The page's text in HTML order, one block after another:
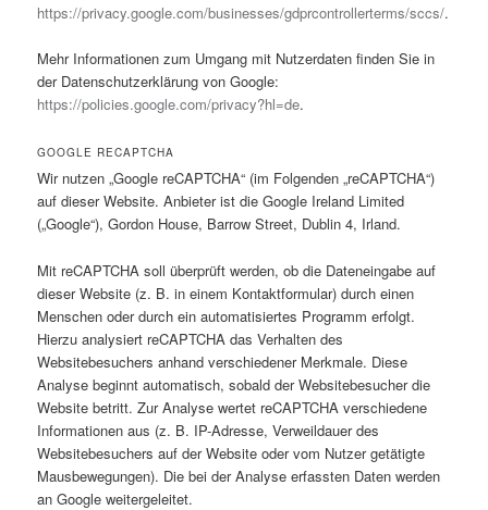
https://privacy.google.com/businesses/gdprcontrollerterms/sccs/.
Mehr Informationen zum Umgang mit Nutzerdaten finden Sie in
der Datenschutzerklärung von Google:
https://policies.google.com/privacy?hl=de.
GOOGLE RECAPTCHA
Wir nutzen „Google reCAPTCHA“ (im Folgenden „reCAPTCHA“)
auf dieser Website. Anbieter ist die Google Ireland Limited
(„Google“), Gordon House, Barrow Street, Dublin 4, Irland.
Mit reCAPTCHA soll überprüft werden, ob die Dateneingabe auf
dieser Website (z. B. in einem Kontaktformular) durch einen
Menschen oder durch ein automatisiertes Programm erfolgt.
Hierzu analysiert reCAPTCHA das Verhalten des
Websitebesuchers anhand verschiedener Merkmale. Diese
Analyse beginnt automatisch, sobald der Websitebesucher die
Website betritt. Zur Analyse wertet reCAPTCHA verschiedene
Informationen aus (z. B. IP-Adresse, Verweildauer des
Websitebesuchers auf der Website oder vom Nutzer getätigte
Mausbewegungen). Die bei der Analyse erfassten Daten werden
an Google weitergeleitet.